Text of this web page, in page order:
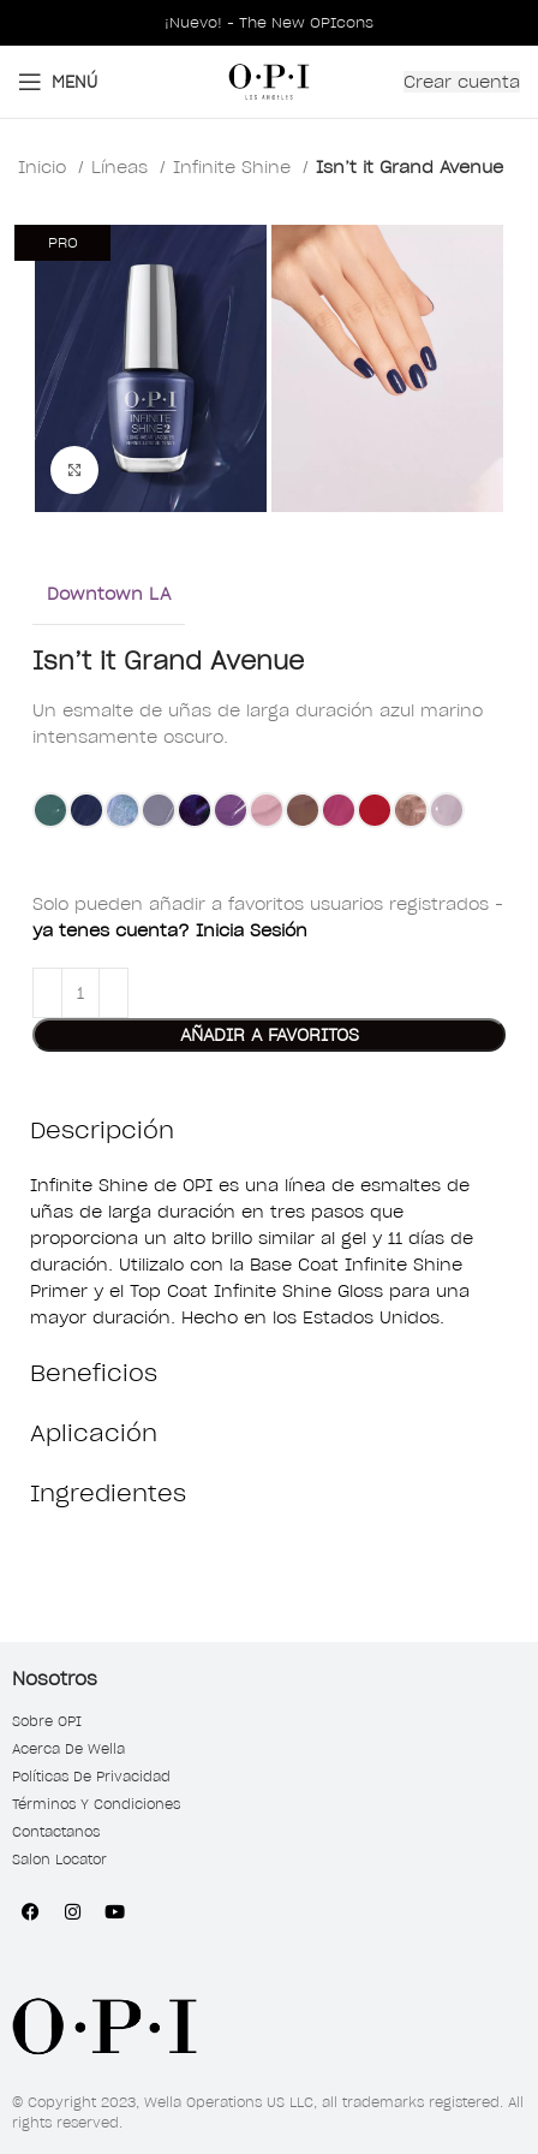
¡Nuevo! - The New OPIcons
MENÚ Crear cuenta
Inicio Líneas Infinite Shine Isn’t it Grand Avenue
Clic para ampliar
PRO
Downtown LA
Isn’t it Grand Avenue
Un esmalte de uñas de larga duración azul marino
intensamente oscuro.
Solo pueden añadir a favoritos usuarios registrados -
ya tenes cuenta? Inicia Sesión
AÑADIR A FAVORITOS
Descripción
Infinite Shine de OPI es una línea de esmaltes de
uñas de larga duración en tres pasos que
proporciona un alto brillo similar al gel y 11 días de
duración. Utilizalo con la Base Coat Infinite Shine
Primer y el Top Coat Infinite Shine Gloss para una
mayor duración. Hecho en los Estados Unidos.
Beneficios
Aplicación
Ingredientes
Nosotros
Sobre OPI
Acerca De Wella
Políticas De Privacidad
Términos Y Condiciones
Contactanos
Salon Locator
© Copyright 2023, Wella Operations US LLC, all trademarks registered. All
rights reserved.